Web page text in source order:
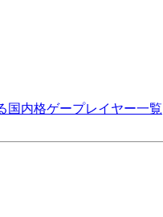
国内格ゲープレイヤー一覧